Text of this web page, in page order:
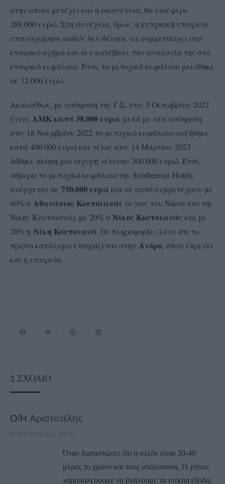
στην οποία μετέχει και η οικογένεια, θα εισέφερε
288.000 ευρώ. Στη συνέχεια, όμως, η κυπριακή εταιρεία
υπαναχώρησε καθώς δεν θέλησε να συμμετάσχει στο
εταιρικό σχήμα και δεν κατέβαλε την αναλογία της στο
εταιρικό κεφάλαιο. Έτσι, το μετοχικό κεφάλαιο μειώθηκε
σε 12.000 ευρώ.
Ακολούθως, με απόφαση της Γ.Σ. στις 3 Οκτωβρίου 2022
έγινε ΑΜΚ κατά 38.000 ευρώ, μετά με νέα απόφαση
στις 18 Νοεμβρίου 2022 το μετοχικό κεφάλαιο αυξήθηκε
κατά 400.000 ευρώ και τέλος στις 14 Μαρτίου 2023
δόθηκε ακόμη μια ισχυρή «ένεση» 300.000 ευρώ. Έτσι,
σήμερα το μετοχικό κεφάλαιο της Symbeeosis Hotels
ανέρχεται σε 750.000 ευρώ και σε αυτό συμμετέχουν με
60% ο Αθανάσιος Κουτσιανάς (ο γιος του Νίκου και της
Νίκης Κουτσιανά), με 20% ο Νίκος Κουτσιανάς και με
20% η Νίκη Κουτσιανά. Οι πληροφορίες λένε ότι το
πρώτο κατάλυμα ετοιμάζεται στην Άνδρο, όπου εδρεύει
και η εταιρεία.
1 ΣΧΌΛΙΟ
Ο/Η Αριστοτέλης
03/01/2024 στις 18:35
Όταν διαπιστώσει ότι η σεζόν είναι 30-40
μέρες το χρόνο και τους υπόλοιπους 11 μήνες
χαροπαλευουμε να βγαλουμε τα ετήσια έξοδα,